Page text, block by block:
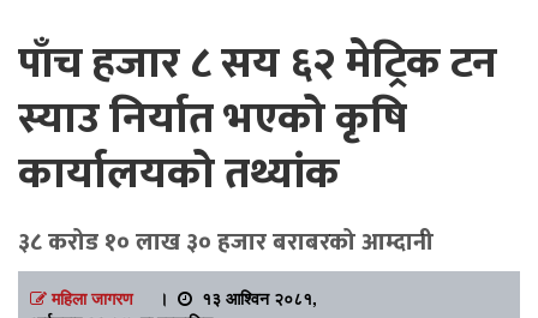
पाँच हजार ८ सय ६२ मेट्रिक टन
स्याउ निर्यात भएको कृषि
कार्यालयको तथ्यांक
३८ करोड १० लाख ३० हजार बराबरको आम्दानी
महिला जागरण।
१३ आश्विन २०८१,